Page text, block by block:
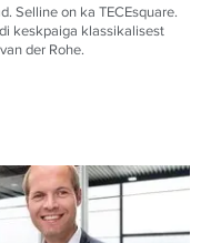
Selline on ka TECEsquare.
keskpaiga klassikalisest
der Rohe.